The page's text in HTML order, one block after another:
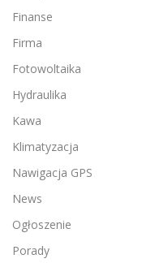
Finanse
Firma
Fotowoltaika
Hydraulika
Kawa
Klimatyzacja
Nawigacja GPS
News
Ogłoszenie
Porady